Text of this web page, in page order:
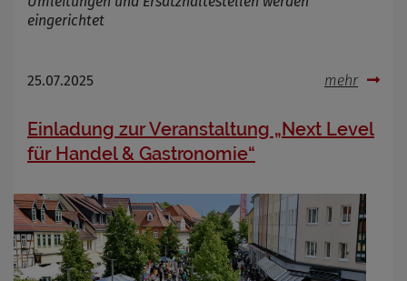
eingerichtet
25.07.2025 mehr
Einladung zur Veranstaltung „Next Level
für Handel & Gastronomie“